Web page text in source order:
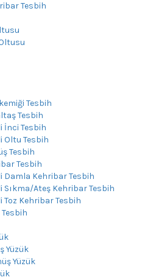
Tesbih
Tesbih
Tesbih
İnci Tesbih
Oltu Tesbih
Tesbih
Tesbih
Damla Kehribar Tesbih
Sıkma/Ateş Kehribar Tesbih
Toz Kehribar Tesbih
Yüzük
Yüzük